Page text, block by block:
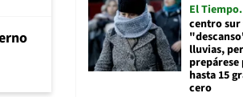
El Tiempo
centro
lluvias,
hasta 15
cero